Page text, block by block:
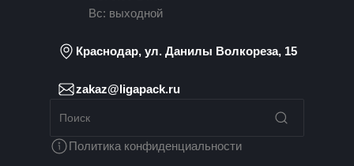
Вс: выходной
Краснодар, ул. Данилы Волкореза, 15
zakaz@ligapack.ru
Политика конфиденциальности